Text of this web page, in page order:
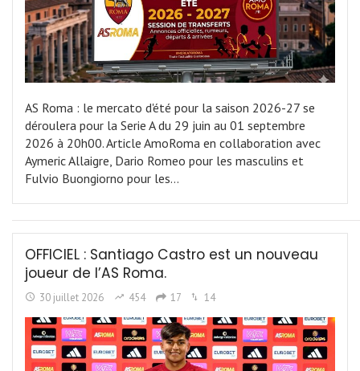
AS Roma : le mercato d'été pour la saison 2026-27 se
déroulera pour la Serie A du 29 juin au 01 septembre
2026 à 20h00. Article AmoRoma en collaboration avec
Aymeric Allaigre, Dario Romeo pour les masculins et
Fulvio Buongiorno pour les…
OFFICIEL : Santiago Castro est un nouveau
joueur de l’AS Roma.
30 juillet 2026 454 17 14